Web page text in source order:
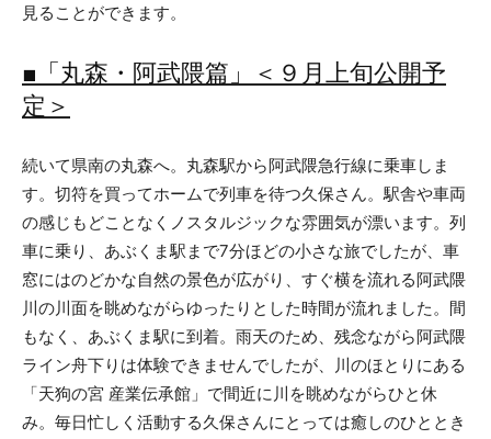
見ることができます。
■「丸森・阿武隈篇」＜９月上旬公開予
定＞
続いて県南の丸森へ。丸森駅から阿武隈急行線に乗車しま
す。切符を買ってホームで列車を待つ久保さん。駅舎や車両
の感じもどことなくノスタルジックな雰囲気が漂います。列
車に乗り、あぶくま駅まで7分ほどの小さな旅でしたが、車
窓にはのどかな自然の景色が広がり、すぐ横を流れる阿武隈
川の川面を眺めながらゆったりとした時間が流れました。間
もなく、あぶくま駅に到着。雨天のため、残念ながら阿武隈
ライン舟下りは体験できませんでしたが、川のほとりにある
「天狗の宮 産業伝承館」で間近に川を眺めながらひと休
み。毎日忙しく活動する久保さんにとっては癒しのひととき